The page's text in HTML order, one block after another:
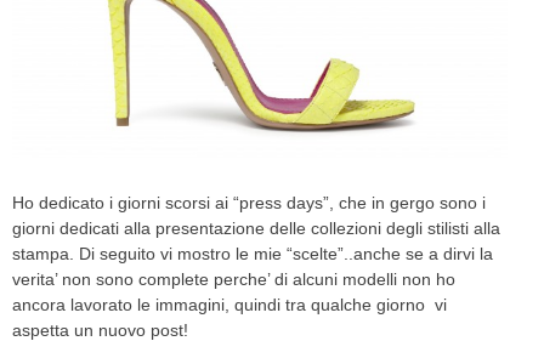
TRAVEL
PARTIES
VIDEO
PRESS
CONTACT
Ho dedicato i giorni scorsi ai “press days”, che in gergo sono i
giorni dedicati alla presentazione delle collezioni degli stilisti alla
stampa. Di seguito vi mostro le mie “scelte”..anche se a dirvi la
verita’ non sono complete perche’ di alcuni modelli non ho
ancora lavorato le immagini, quindi tra qualche giorno vi
aspetta un nuovo post!